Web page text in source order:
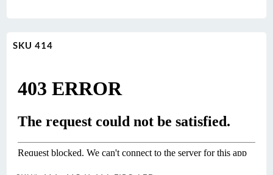
SKU 414